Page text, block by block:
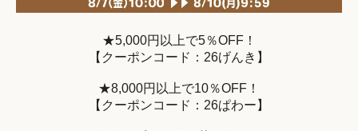
★5,000円以上で5％OFF！
【クーポンコード：26げんき】
★8,000円以上で10％OFF！
【クーポンコード：26ぱわー】